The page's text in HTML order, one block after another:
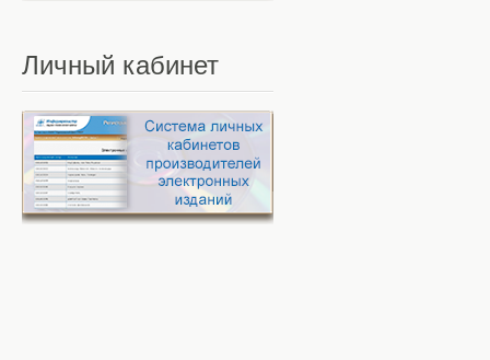
Личный кабинет